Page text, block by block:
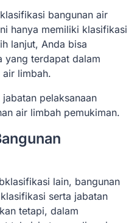
bangunan air
hanya memiliki klasifikasi
lanjut, Anda bisa
yang terdapat dalam
limbah.
pelaksanaan
air limbah pemukiman.
lain, bangunan
serta jabatan
tetapi, dalam